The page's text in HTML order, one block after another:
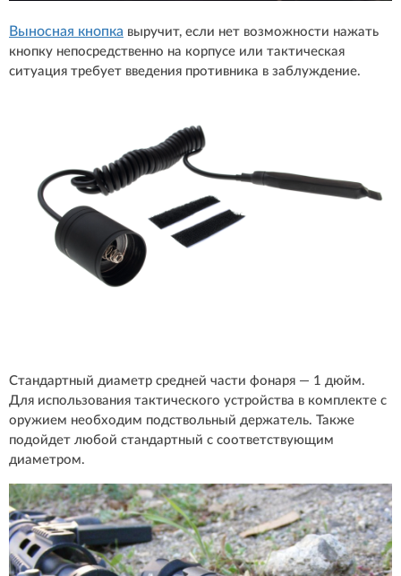
Выносная кнопка выручит, если нет возможности нажать
кнопку непосредственно на корпусе или тактическая
ситуация требует введения противника в заблуждение.
Стандартный диаметр средней части фонаря — 1 дюйм.
Для использования тактического устройства в комплекте с
оружием необходим подствольный держатель. Также
подойдет любой стандартный с соответствующим
диаметром.